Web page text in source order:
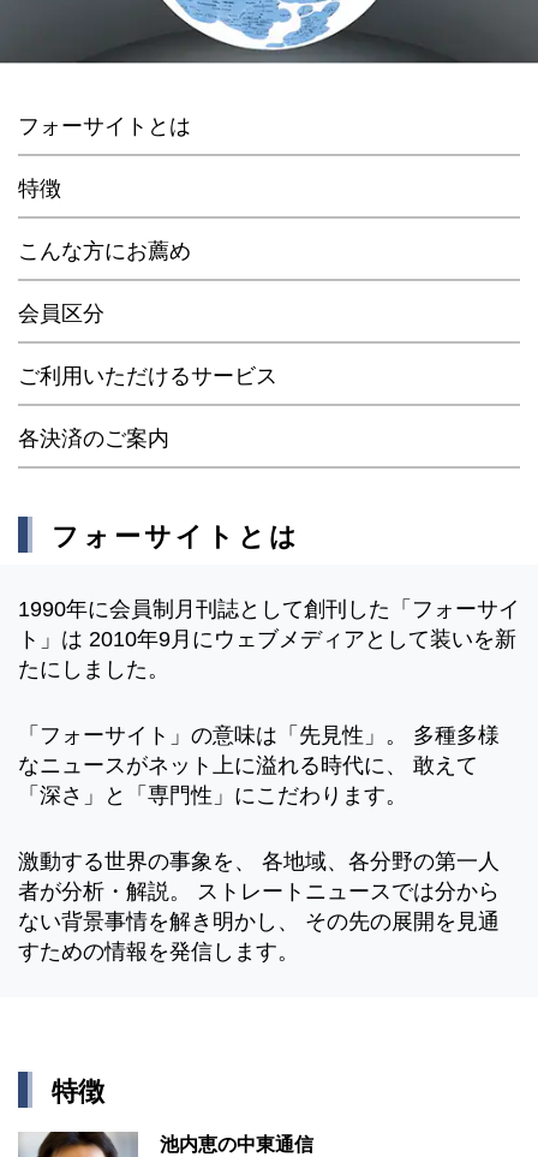
フォーサイトとは
特徴
こんな方にお薦め
会員区分
ご利用いただけるサービス
各決済のご案内
フォーサイトとは
1990年に会員制月刊誌として創刊した「フォーサイ
ト」は 2010年9月にウェブメディアとして装いを新
たにしました。
「フォーサイト」の意味は「先見性」。 多種多様
なニュースがネット上に溢れる時代に、 敢えて
「深さ」と「専門性」にこだわります。
激動する世界の事象を、 各地域、各分野の第一人
者が分析・解説。 ストレートニュースでは分から
ない背景事情を解き明かし、 その先の展開を見通
すための情報を発信します。
特徴
池内恵の中東通信